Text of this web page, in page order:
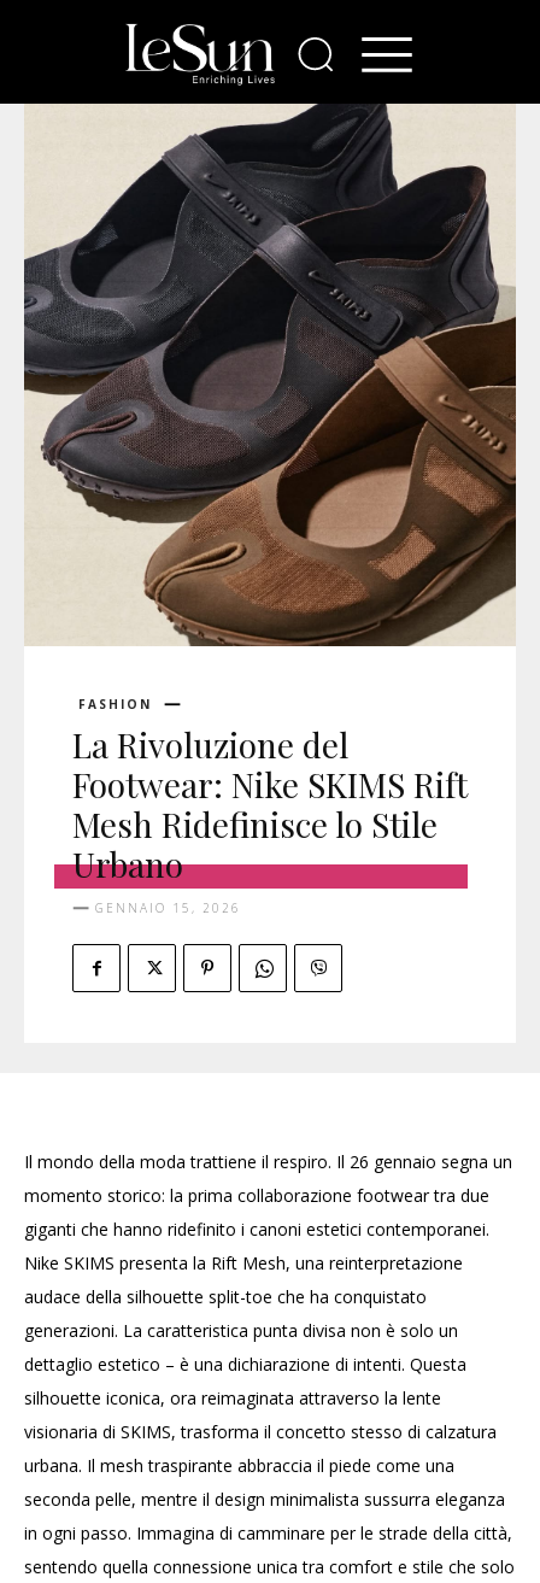
FASHION
La Rivoluzione del
Footwear: Nike SKIMS Rift
Mesh Ridefinisce lo Stile
Urbano
GENNAIO 15, 2026
Il mondo della moda trattiene il respiro. Il 26 gennaio segna un
momento storico: la prima collaborazione footwear tra due
giganti che hanno ridefinito i canoni estetici contemporanei.
Nike SKIMS presenta la Rift Mesh, una reinterpretazione
audace della silhouette split-toe che ha conquistato
generazioni. La caratteristica punta divisa non è solo un
dettaglio estetico – è una dichiarazione di intenti. Questa
silhouette iconica, ora reimaginata attraverso la lente
visionaria di SKIMS, trasforma il concetto stesso di calzatura
urbana. Il mesh traspirante abbraccia il piede come una
seconda pelle, mentre il design minimalista sussurra eleganza
in ogni passo. Immagina di camminare per le strade della città,
sentendo quella connessione unica tra comfort e stile che solo